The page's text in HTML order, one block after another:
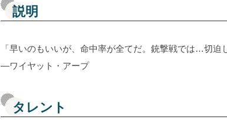
説明
「早いのもいいが、命中率が全てだ。銃撃戦では…切迫
―ワイヤット・アープ
タレント